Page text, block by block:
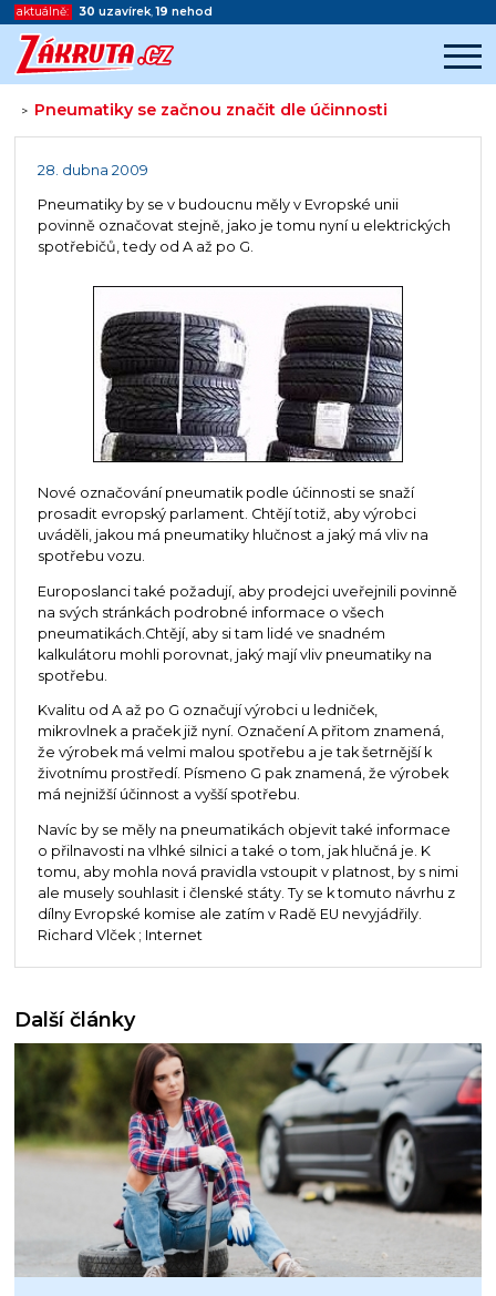
aktuálně: 30 uzavírek,19 nehod
> Pneumatiky se začnou značit dle účinnosti
Začátek reklamy
28. dubna 2009
Pneumatiky by se v budoucnu měly v Evropské unii
povinně označovat stejně, jako je tomu nyní u elektrických
spotřebičů, tedy od A až po G.
Nové označování pneumatik podle účinnosti se snaží
prosadit evropský parlament. Chtějí totiž, aby výrobci
uváděli, jakou má pneumatiky hlučnost a jaký má vliv na
spotřebu vozu.
Europoslanci také požadují, aby prodejci uveřejnili povinně
na svých stránkách podrobné informace o všech
pneumatikách.Chtějí, aby si tam lidé ve snadném
kalkulátoru mohli porovnat, jaký mají vliv pneumatiky na
spotřebu.
Kvalitu od A až po G označují výrobci u ledniček,
mikrovlnek a praček již nyní. Označení A přitom znamená,
že výrobek má velmi malou spotřebu a je tak šetrnější k
životnímu prostředí. Písmeno G pak znamená, že výrobek
má nejnižší účinnost a vyšší spotřebu.
Navíc by se měly na pneumatikách objevit také informace
o přilnavosti na vlhké silnici a také o tom, jak hlučná je. K
tomu, aby mohla nová pravidla vstoupit v platnost, by s nimi
ale musely souhlasit i členské státy. Ty se k tomuto návrhu z
dílny Evropské komise ale zatím v Radě EU nevyjádřily.
Richard Vlček ; Internet
Další články